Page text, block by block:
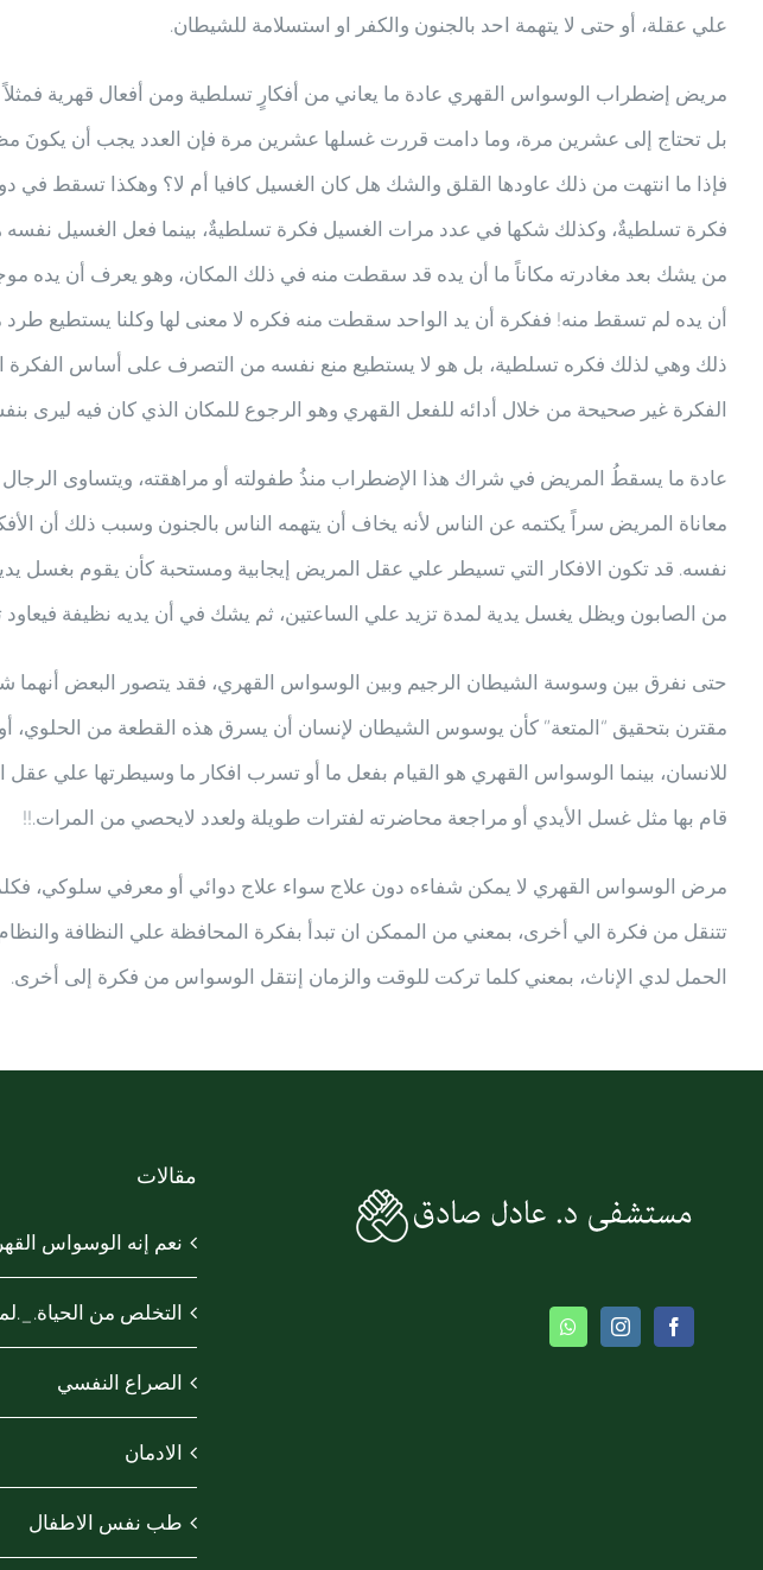
علي عقلة، أو حتى لا يتهمة احد بالجنون والكفر او استسلامة للشيطان.
مريض إضطراب الوسواس القهري عادة ما يعاني من أفكارٍ تسلطية ومن أفعال قهرية فمثلاً
بل تحتاج إلى عشرين مرة، وما دامت قررت غسلها عشرين مرة فإن العدد يجب أن يكونَ
فإذا ما انتهت من ذلك عاودها القلق والشك هل كان الغسيل كافيا أم لا؟ وهكذا تسقط في
فكرة تسلطيةٌ، وكذلك شكها في عدد مرات الغسيل فكرة تسلطيةٌ، بينما فعل الغسيل نفسه
من يشك بعد مغادرته مكاناً ما أن يده قد سقطت منه في ذلك المكان، وهو يعرف أن يده
أن يده لم تسقط منه! ففكرة أن يد الواحد سقطت منه فكره لا معنى لها وكلنا يستطيع
ذلك وهي لذلك فكره تسلطية، بل هو لا يستطيع منع نفسه من التصرف على أساس الفكرة
الفكرة غير صحيحة من خلال أدائه للفعل القهري وهو الرجوع للمكان الذي كان فيه ليرى
عادة ما يسقطُ المريض في شراك هذا الإضطراب منذُ طفولته أو مراهقته، ويتساوى الرجال
معاناة المريض سراً يكتمه عن الناس لأنه يخاف أن يتهمه الناس بالجنون وسبب ذلك أن
نفسه. قد تكون الافكار التي تسيطر علي عقل المريض إيجابية ومستحبة كأن يقوم بغسل
من الصابون ويظل يغسل يدية لمدة تزيد علي الساعتين، ثم يشك في أن يديه نظيفة
حتى نفرق بين وسوسة الشيطان الرجيم وبين الوسواس القهري، فقد يتصور البعض
مقترن بتحقيق “المتعة” كأن يوسوس الشيطان لإنسان أن يسرق هذه القطعة من الحلوي،
للانسان، بينما الوسواس القهري هو القيام بفعل ما أو تسرب افكار ما وسيطرتها علي عقل
قام بها مثل غسل الأيدي أو مراجعة محاضرته لفترات طويلة ولعدد لايحصي من المرات.!!
مرض الوسواس القهري لا يمكن شفاءه دون علاج سواء علاج دوائي أو معرفي سلوكي،
تتنقل من فكرة الي أخرى، بمعني من الممكن ان تبدأ بفكرة المحافظة علي النظافة
الحمل لدي الإناث، بمعني كلما تركت للوقت والزمان إنتقل الوسواس من فكرة إلى أخرى.
مقالات
نعم إنه الوسواس
التخلص من
الصراع النفسي
الادمان
طب نفس الاطفال